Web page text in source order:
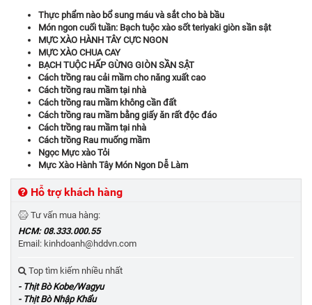
Thực phẩm nào bổ sung máu và sắt cho bà bầu
Món ngon cuối tuần: Bạch tuộc xào sốt teriyaki giòn sần sật
MỰC XÀO HÀNH TÂY CỰC NGON
MỰC XÀO CHUA CAY
BẠCH TUỘC HẤP GỪNG GIÒN SẦN SẬT
Cách trồng rau cải mầm cho năng xuất cao
Cách trồng rau mầm tại nhà
Cách trồng rau mầm không cần đất
Cách trồng rau mầm bằng giấy ăn rất độc đáo
Cách trồng rau mầm tại nhà
Cách trồng Rau muống mầm
Ngọc Mực xào Tỏi
Mực Xào Hành Tây Món Ngon Dễ Làm
Hỗ trợ khách hàng
Tư vấn mua hàng:
HCM: 08.333.000.55
Email: kinhdoanh@hddvn.com
Top tìm kiếm nhiều nhất
- Thịt Bò Kobe/Wagyu
- Thịt Bò Nhập Khẩu